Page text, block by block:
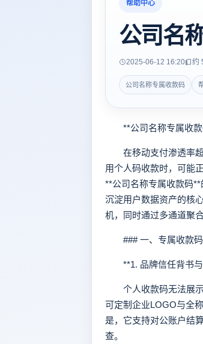
帮助中心
公司名
2025-06-12 16:20 约
公司名称专属收款码
**公司名称专属收款
在移动支付渗透率超
用个人码收款时，可能
**公司名称专属收款码**
沉淀用户数据资产的核
机，同时通过多通道聚
### 一、专属收款码
**1. 品牌信任背书与
个人收款码无法展示
可定制企业LOGO与全
是，它支持对公账户结
查。